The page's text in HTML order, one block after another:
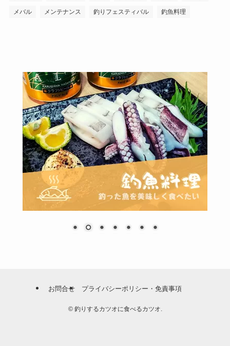
メバル メンテナンス 釣りフェスティバル 釣魚料理
お問合せ プライバシーポリシー・免責事項
©釣りするカツオに食べるカツオ.